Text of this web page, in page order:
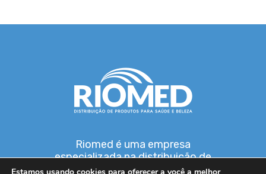
Riomed é uma empresa
especializada na distribuição de
produtos para saúde e beleza.